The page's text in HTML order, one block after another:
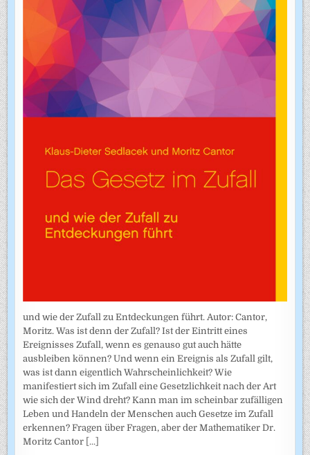
und wie der Zufall zu Entdeckungen führt. Autor: Cantor,
Moritz. Was ist denn der Zufall? Ist der Eintritt eines
Ereignisses Zufall, wenn es genauso gut auch hätte
ausbleiben können? Und wenn ein Ereignis als Zufall gilt,
was ist dann eigentlich Wahrscheinlichkeit? Wie
manifestiert sich im Zufall eine Gesetzlichkeit nach der Art
wie sich der Wind dreht? Kann man im scheinbar zufälligen
Leben und Handeln der Menschen auch Gesetze im Zufall
erkennen? Fragen über Fragen, aber der Mathematiker Dr.
Moritz Cantor [...]